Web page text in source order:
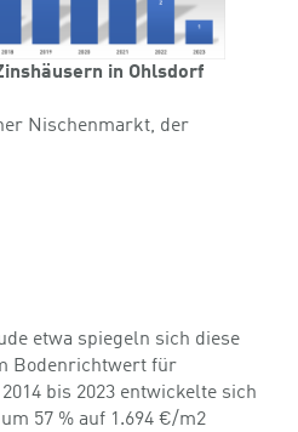
in Ohlsdorf
Nischenmarkt, der
etwa spiegeln sich diese
Bodenrichtwert für
bis 2023 entwickelte sich
57 % auf 1.694 €/m2